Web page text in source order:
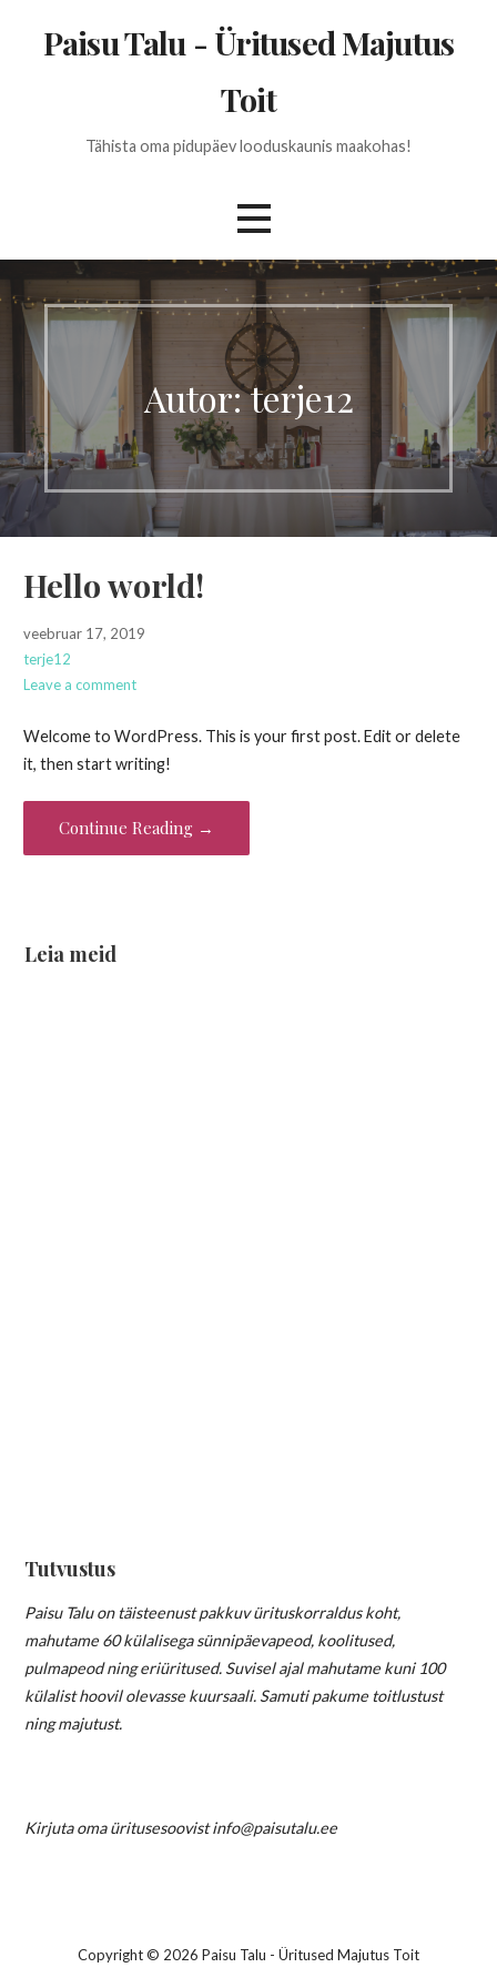
Paisu Talu - Üritused Majutus
Toit
Tähista oma pidupäev looduskaunis maakohas!
Autor: terje12
Hello world!
veebruar 17, 2019
terje12
Leave a comment
Welcome to WordPress. This is your first post. Edit or delete
it, then start writing!
Continue Reading →
Leia meid
Tutvustus
Paisu Talu on täisteenust pakkuv ürituskorraldus koht,
mahutame 60 külalisega sünnipäevapeod, koolitused,
pulmapeod ning eriüritused. Suvisel ajal mahutame kuni 100
külalist hoovil olevasse kuursaali. Samuti pakume toitlustust
ning majutust.
Kirjuta oma üritusesoovist info@paisutalu.ee
Copyright © 2026 Paisu Talu - Üritused Majutus Toit